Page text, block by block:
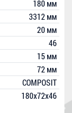
180 мм
3312 мм
20 мм
46
15 мм
72 мм
COMPOSIT
180x72x46